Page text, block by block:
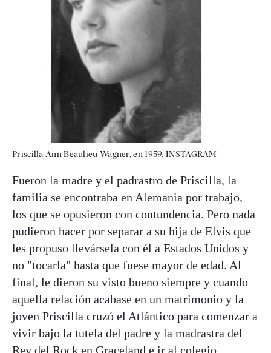
Priscilla Ann Beaulieu Wagner, en 1959. INSTAGRAM
Fueron la madre y el padrastro de Priscilla, la
familia se encontraba en Alemania por trabajo,
los que se opusieron con contundencia. Pero nada
pudieron hacer por separar a su hija de Elvis que
les propuso llevársela con él a Estados Unidos y
no "tocarla" hasta que fuese mayor de edad. Al
final, le dieron su visto bueno siempre y cuando
aquella relación acabase en un matrimonio y la
joven Priscilla cruzó el Atlántico para comenzar a
vivir bajo la tutela del padre y la madrastra del
Rey del Rock en Graceland e ir al colegio